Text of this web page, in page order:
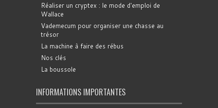
Réaliser un cryptex : le mode d'emploi de
Wallace
Vademecum pour organiser une chasse au
trésor
La machine à faire des rébus
Nos clés
La boussole
INFORMATIONS IMPORTANTES